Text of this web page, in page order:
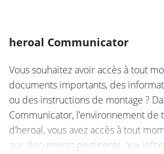
heroal Communicator
Vous souhaitez avoir accès à tout
documents importants, des
ou des instructions de montage ?
Communicator, l’environnement de
d’heroal, vous avez accès à tout
aux documents pertinents, aux